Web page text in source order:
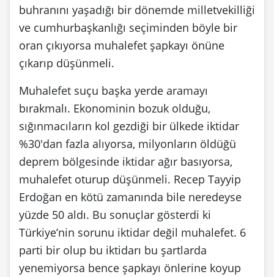
buhranını yaşadığı bir dönemde milletvekilliği
ve cumhurbaşkanlığı seçiminden böyle bir
oran çıkıyorsa muhalefet şapkayı önüne
çıkarıp düşünmeli.
Muhalefet suçu başka yerde aramayı
bırakmalı. Ekonominin bozuk olduğu,
sığınmacıların kol gezdiği bir ülkede iktidar
%30'dan fazla alıyorsa, milyonların öldüğü
deprem bölgesinde iktidar ağır basıyorsa,
muhalefet oturup düşünmeli. Recep Tayyip
Erdoğan en kötü zamanında bile neredeyse
yüzde 50 aldı. Bu sonuçlar gösterdi ki
Türkiye’nin sorunu iktidar değil muhalefet. 6
parti bir olup bu iktidarı bu şartlarda
yenemiyorsa bence şapkayı önlerine koyup